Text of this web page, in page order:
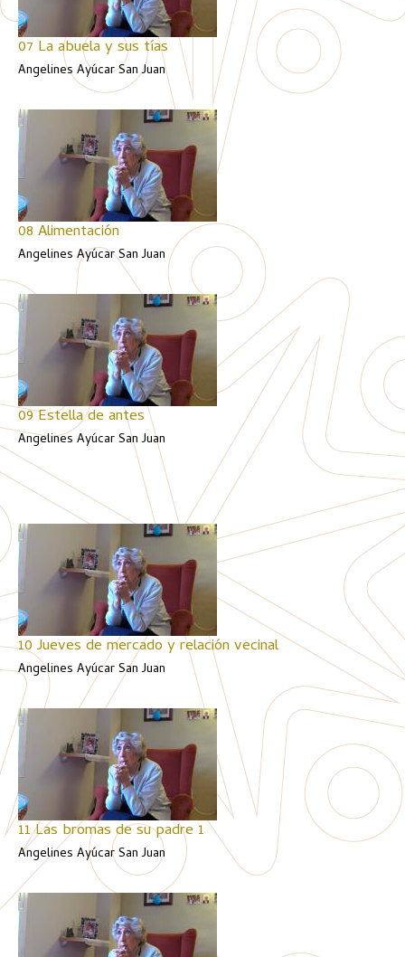
07 La abuela y sus tías
Angelines Ayúcar San Juan
08 Alimentación
Angelines Ayúcar San Juan
09 Estella de antes
Angelines Ayúcar San Juan
10 Jueves de mercado y relación vecinal
Angelines Ayúcar San Juan
11 Las bromas de su padre 1
Angelines Ayúcar San Juan